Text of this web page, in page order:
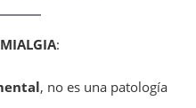
:
, no es una patología